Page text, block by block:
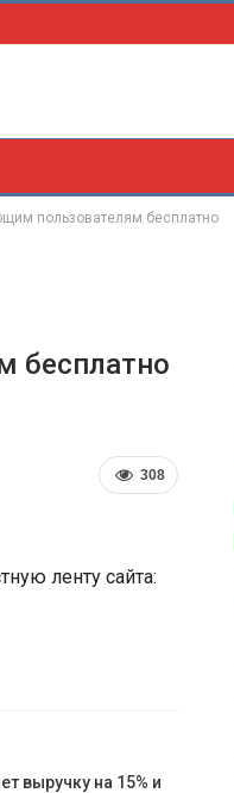
пользователям бесплатно
бесплатно
308
ленту сайта:
выручку на 15% и